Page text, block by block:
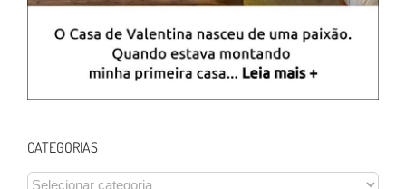
CATEGORIAS
CATEGORIAS